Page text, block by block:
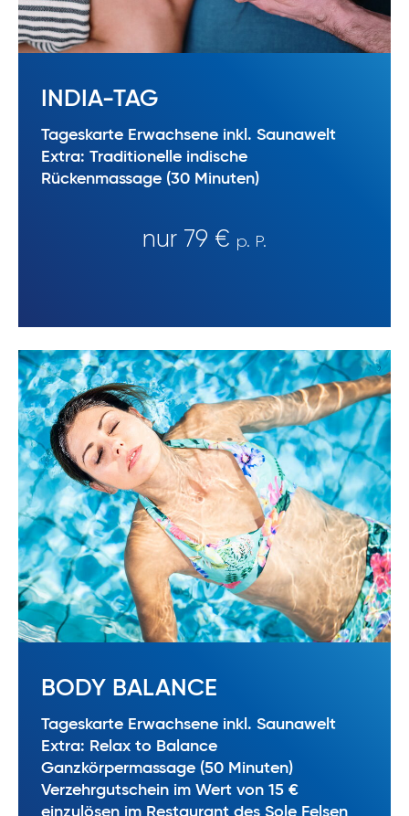
INDIA-TAG
Tageskarte Erwachsene inkl. Saunawelt
Extra: Traditionelle indische
Rückenmassage (30 Minuten)
nur 79 € p. P.
BODY BALANCE
Tageskarte Erwachsene inkl. Saunawelt
Extra: Relax to Balance
Ganzkörpermassage (50 Minuten)
Verzehrgutschein im Wert von 15 €
einzulösen im Restaurant des Sole Felsen